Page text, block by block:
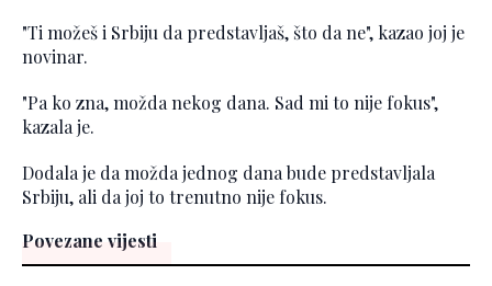
"Ti možeš i Srbiju da predstavljaš, što da ne", kazao joj je
novinar.
"Pa ko zna, možda nekog dana. Sad mi to nije fokus",
kazala je.
Dodala je da možda jednog dana bude predstavljala
Srbiju, ali da joj to trenutno nije fokus.
Povezane vijesti